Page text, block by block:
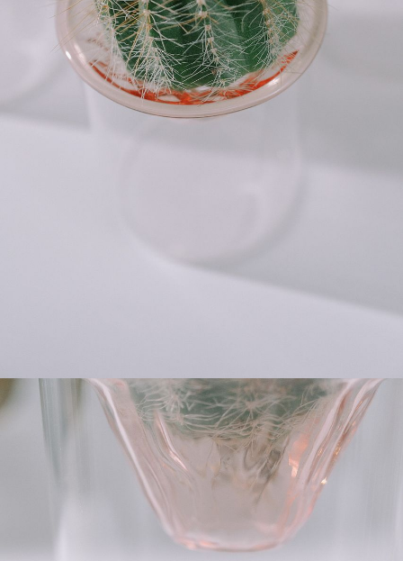
Q. 配送できないエリアはありますか？
ただいま沖縄・離島エリアへの配送には対応しておりませ
マトのアプリから変更可能です。
Q. 注文後にキャンセルできますか？
ご注文後一定時間内であればキャンセル可能です。